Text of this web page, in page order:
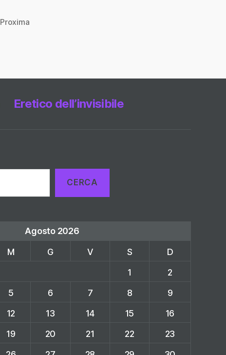
Proxima
Eretico dell’invisibile
CERCA
Agosto 2026
M G V S
D
1
2
5 6 7 8
9
12 13 14 15
16
19 20 21 22
23